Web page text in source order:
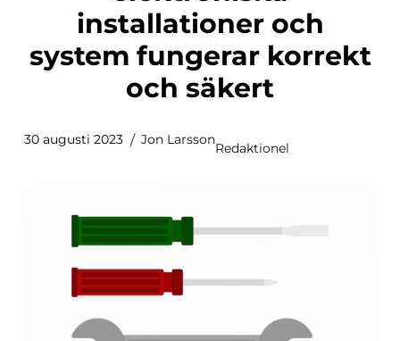
installationer och
system fungerar korrekt
och säkert
30 augusti 2023 Jon Larsson
Redaktionel